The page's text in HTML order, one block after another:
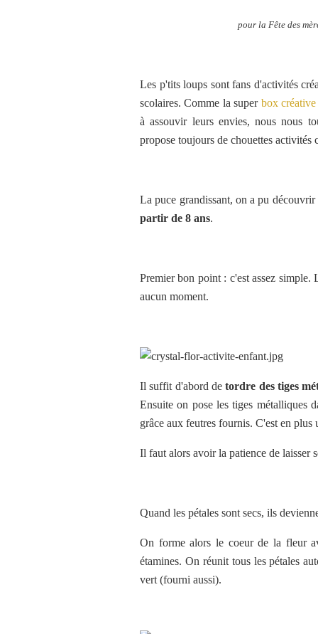
pour la Fête des
Les p'tits loups sont fans d'activités
scolaires. Comme la super box
à assouvir leurs envies, nous nous
propose toujours de chouettes activités
La puce grandissant, on a pu
partir de 8 ans.
Premier bon point : c'est assez simple.
aucun moment.
Il suffit d'abord detordre des tiges
Ensuite on pose les tiges métalliques
grâce aux feutres fournis. C'est en
Il faut alors avoir la patience de laisser
Quand les pétales sont secs, ils
On forme alors le coeur de la fleur
étamines. On réunit tous les pétales
vert (fourni aussi).